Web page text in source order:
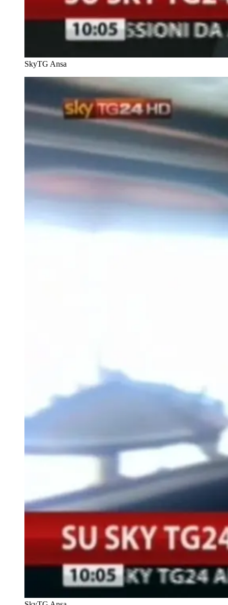
SkyTG Ansa